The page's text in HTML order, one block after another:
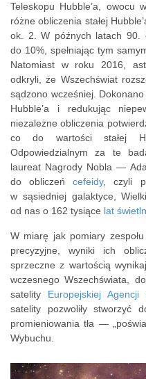
Teleskopu Hubble’a, owocu
różne obliczenia stałej
ok. 2. W późnych latach 90.
do 10%, spełniając tym
Natomiast w roku 2016,
odkryli, że Wszechświat
sądzono wcześniej.
Hubble’a i redukując
niezależne obliczenia
co do wartości stałej
Odpowiedzialnym za te
laureat Nagrody Nobla —
do obliczeńcefeidy, czyli
w sąsiedniej galaktyce,
od nas o 162 tysiące lat
W miarę jak pomiary
precyzyjne, wyniki ich
sprzeczne z wartością
wczesnego Wszechświata,
satelity Europejskiej Agencji
satelity pozwoliły stworzyć
promieniowania tła —
Wybuchu.